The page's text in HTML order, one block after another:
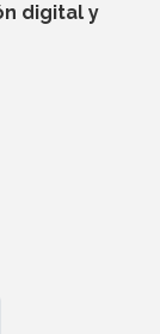
digital y